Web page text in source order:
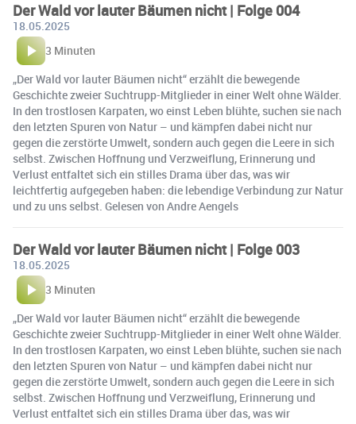
Der Wald vor lauter Bäumen nicht | Folge 004
18.05.2025
3 Minuten
„Der Wald vor lauter Bäumen nicht“ erzählt die bewegende
Geschichte zweier Suchtrupp-Mitglieder in einer Welt ohne Wälder.
In den trostlosen Karpaten, wo einst Leben blühte, suchen sie nach
den letzten Spuren von Natur – und kämpfen dabei nicht nur
gegen die zerstörte Umwelt, sondern auch gegen die Leere in sich
selbst. Zwischen Hoffnung und Verzweiflung, Erinnerung und
Verlust entfaltet sich ein stilles Drama über das, was wir
leichtfertig aufgegeben haben: die lebendige Verbindung zur Natur
und zu uns selbst. Gelesen von Andre Aengels
Der Wald vor lauter Bäumen nicht | Folge 003
18.05.2025
3 Minuten
„Der Wald vor lauter Bäumen nicht“ erzählt die bewegende
Geschichte zweier Suchtrupp-Mitglieder in einer Welt ohne Wälder.
In den trostlosen Karpaten, wo einst Leben blühte, suchen sie nach
den letzten Spuren von Natur – und kämpfen dabei nicht nur
gegen die zerstörte Umwelt, sondern auch gegen die Leere in sich
selbst. Zwischen Hoffnung und Verzweiflung, Erinnerung und
Verlust entfaltet sich ein stilles Drama über das, was wir